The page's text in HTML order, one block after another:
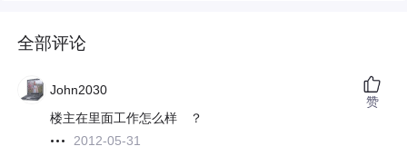
全部评论
John2030
楼主在里面工作怎么样 ？
2012-05-31
赞